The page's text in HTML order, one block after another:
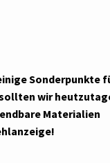
Sonderpunkte
wir
Materialien